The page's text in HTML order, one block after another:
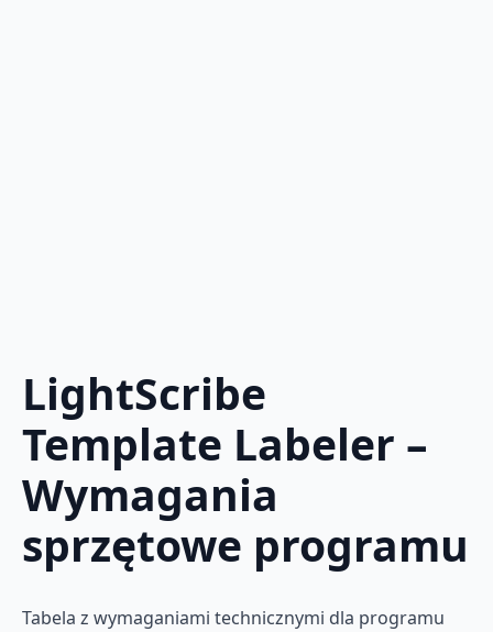
LightScribe
Template Labeler –
Wymagania
sprzętowe programu
Tabela z wymaganiami technicznymi dla programu